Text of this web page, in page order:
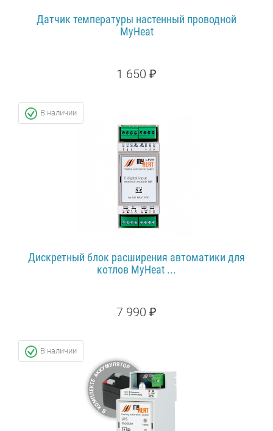
Датчик температуры настенный проводной
MyHeat
1 650 ₽
В наличии
Дискретный блок расширения автоматики для
котлов MyHeat ...
7 990 ₽
В наличии